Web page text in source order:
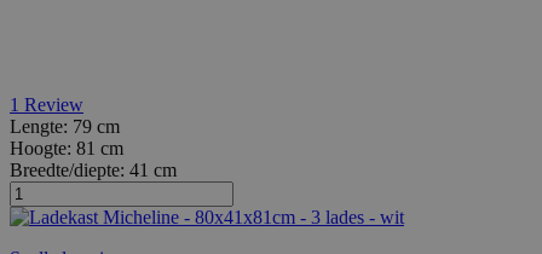
1 Review
Lengte: 79 cm
Hoogte: 81 cm
Breedte/diepte: 41 cm